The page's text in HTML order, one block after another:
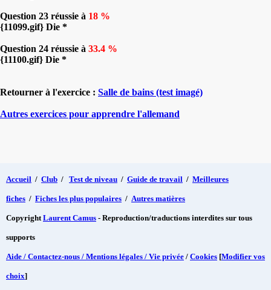
Question 23 réussie à 18 %
{11099.gif} Die *
Question 24 réussie à 33.4 %
{11100.gif} Die *
Retourner à l'exercice : Salle de bains (test imagé)
Autres exercices pour apprendre l'allemand
Accueil / Club / Test de niveau / Guide de travail / Meilleures
fiches / Fiches les plus populaires / Autres matières
CopyrightLaurent Camus - Reproduction/traductions interdites sur tous
supports
Aide / Contactez-nous / Mentions légales / Vie privée / Cookies [Modifier vos
choix]